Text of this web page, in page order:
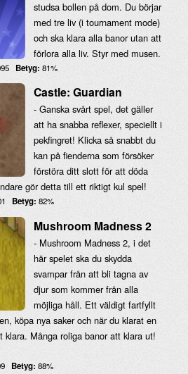
studsa bollen på dom. Du börjar
med tre liv (i tournament mode)
och ska klara alla banor utan att
förlora alla liv. Styr med musen.
Betyg: 81%
Castle: Guardian
- Ganska svårt spel, det gäller
att ha snabba reflexer, speciellt i
pekfingret! Klicka så snabbt du
kan på fienderna som försöker
förstöra ditt slott för att döda
gör detta till ett riktigt kul spel!
Betyg: 82%
Mushroom Madness 2
- Mushroom Madness 2, i det
här spelet ska du skydda
svampar från att bli tagna av
djur som kommer från alla
möjliga håll. Ett väldigt fartfyllt
köpa nya saker och när du klarat en
Många roliga banor att klara ut!
Betyg: 88%